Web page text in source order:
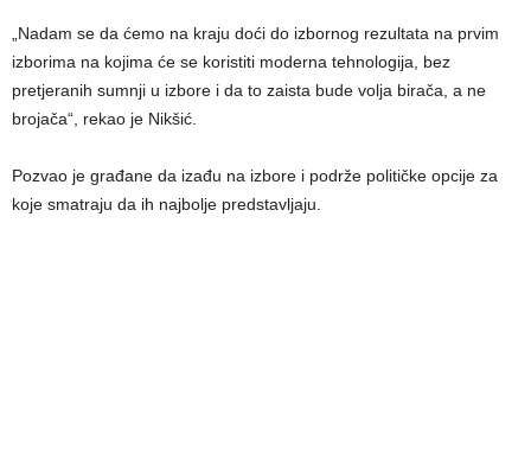
„Nadam se da ćemo na kraju doći do izbornog rezultata na prvim
izborima na kojima će se koristiti moderna tehnologija, bez
pretjeranih sumnji u izbore i da to zaista bude volja birača, a ne
brojača“, rekao je Nikšić.
Pozvao je građane da izađu na izbore i podrže političke opcije za
koje smatraju da ih najbolje predstavljaju.